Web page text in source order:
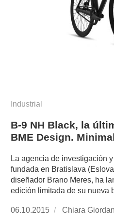
Industrial
B-9 NH Black, la
BME Design.
La agencia de investigación
fundada en Bratislava
diseñador Brano Meres, ha
edición limitada de su nueva
Publicado
06.10.2015
https://
Chiara